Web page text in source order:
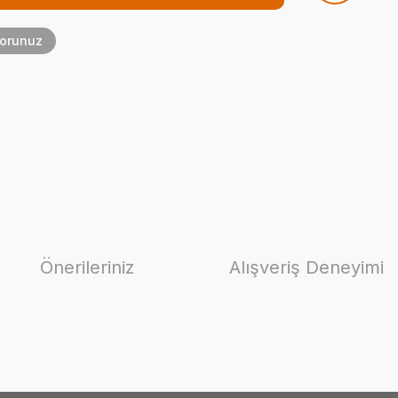
Önerileriniz Alışveriş Deneyimi